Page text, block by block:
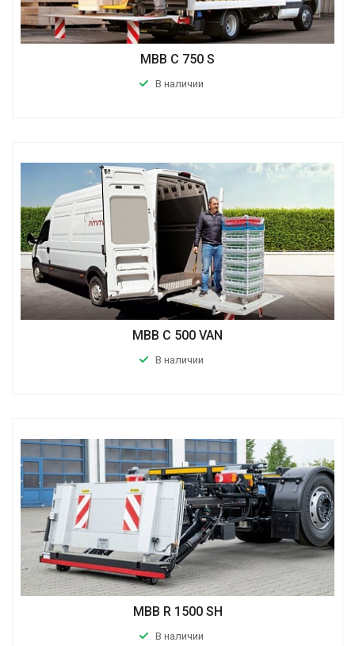
MBB C 750 S
В наличии
MBB C 500 VAN
В наличии
MBB R 1500 SH
В наличии